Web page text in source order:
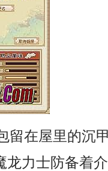
在屋里的沉
龙力士防备着